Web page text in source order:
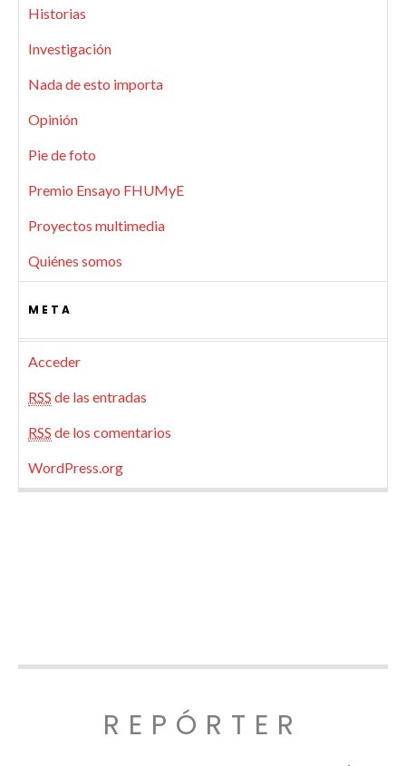
Historias
Investigación
Nada de esto importa
Opinión
Pie de foto
Premio Ensayo FHUMyE
Proyectos multimedia
Quiénes somos
META
Acceder
RSS de las entradas
RSS de los comentarios
WordPress.org
REPÓRTER